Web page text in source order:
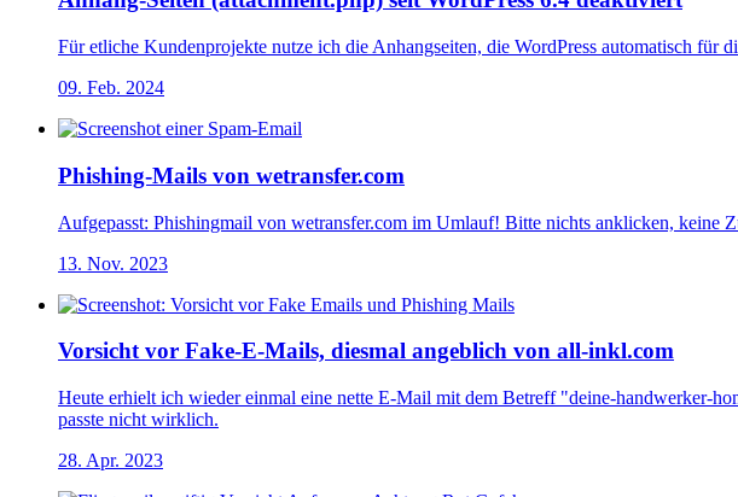
Für etliche Kundenprojekte nutze ich die Anhangseiten, die WordPress automatisch für
09. Feb. 2024
Phishing-Mails von wetransfer.com
Aufgepasst: Phishingmail von wetransfer.com im Umlauf! Bitte nichts anklicken, keine
13. Nov. 2023
Vorsicht vor Fake-E-Mails, diesmal angeblich von all-inkl.com
Heute erhielt ich wieder einmal eine nette E-Mail mit dem Betreff "deine-handwerker-
passte nicht wirklich.
28. Apr. 2023